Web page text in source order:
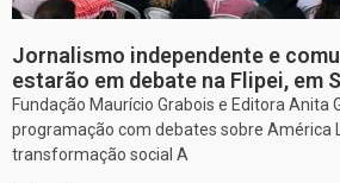
Jornalismo independente e
estarão em debate na Flipei, em
Fundação Maurício Grabois e Editora Anita
programação com debates sobre América
transformação social A